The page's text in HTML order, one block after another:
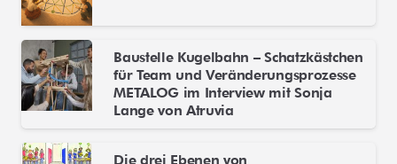
Baustelle Kugelbahn – Schatzkästchen
für Team und Veränderungsprozesse
METALOG im Interview mit Sonja
Lange von Atruvia
Die drei Ebenen von